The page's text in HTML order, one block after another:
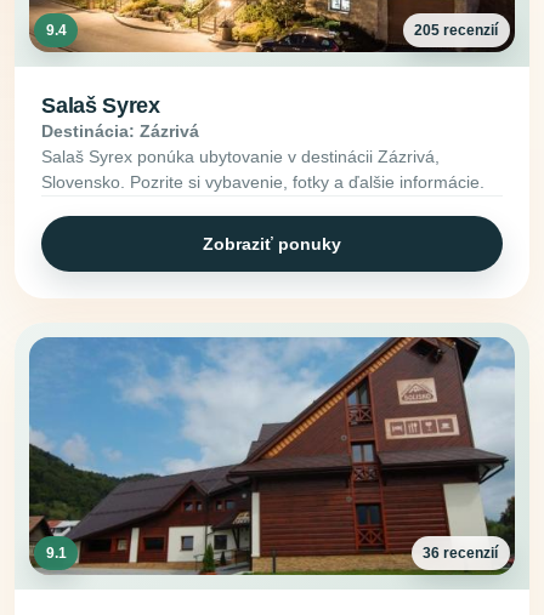
9.4 205 recenzií
Salaš Syrex
Destinácia: Zázrivá
Salaš Syrex ponúka ubytovanie v destinácii Zázrivá,
Slovensko. Pozrite si vybavenie, fotky a ďalšie informácie.
Zobraziť ponuky
9.1 36 recenzií